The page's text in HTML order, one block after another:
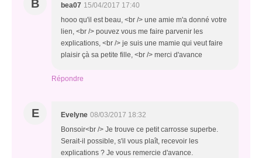
B bea07 15/04/2017 17:40
hooo qu'il est beau, <br /> une amie m'a donné votre
lien, <br /> pouvez vous me faire parvenir les
explications, <br /> je suis une mamie qui veut faire
plaisir çà sa petite fille, <br /> merci d'avance
Répondre
E Evelyne 08/03/2017 18:32
Bonsoir<br /> Je trouve ce petit carrosse superbe.
Serait-il possible, s'il vous plaît, recevoir les
explications ? Je vous remercie d'avance.